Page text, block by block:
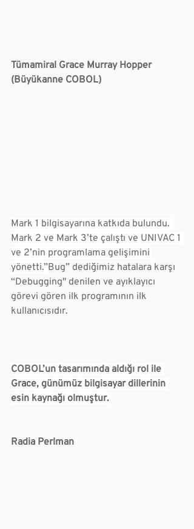
Tümamiral Grace Murray Hopper
(Büyükanne COBOL)
Mark 1 bilgisayarına katkıda bulundu.
Mark 2 ve Mark 3’te çalıştı ve UNIVAC 1
ve 2’nin programlama gelişimini
yönetti.”Bug” dediğimiz hatalara karşı
“Debugging" denilen ve ayıklayıcı
görevi gören ilk programının ilk
kullanıcısıdır.
COBOL’un tasarımında aldığı rol ile
Grace, günümüz bilgisayar dillerinin
esin kaynağı olmuştur.
Radia Perlman